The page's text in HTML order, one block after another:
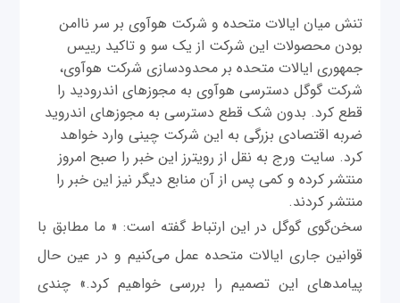
تنش میان ایالات متحده و شرکت هوآوی بر سر ناامن
بودن محصولات این شرکت از یک سو و تاکید رییس
جمهوری ایالات متحده بر محدودسازی شرکت هوآوی،
شرکت گوگل دسترسی هوآوی به مجوزهای اندرودید را
قطع کرد. بدون شک قطع دسترسی به مجوزهای اندروید
ضربه اقتصادی بزرگی به این شرکت چینی وارد خواهد
کرد. سایت ورج به نقل از رویترز این خبر را صبح امروز
منتشر کرده و کمی پس از آن منابع دیگر نیز این خبر را
منتشر کردند.
سخن‌گوی گوگل در این ارتباط گفته است: « ما مطابق با
قوانین جاری ایالات متحده عمل می‌کنیم و در عین حال
پیامدهای این تصمیم را بررسی خواهیم کرد.» چندی